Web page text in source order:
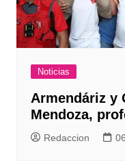
Noticias
Armendáriz y
Mendoza,
Redaccion